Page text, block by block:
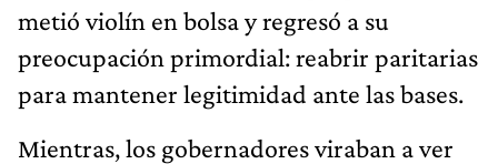
metió violín en bolsa y regresó a su
preocupación primordial: reabrir paritarias
para mantener legitimidad ante las bases.
Mientras, los gobernadores viraban a ver